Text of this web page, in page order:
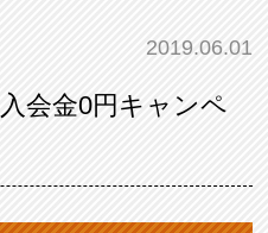
2019.06.01
会金0円キャンペ